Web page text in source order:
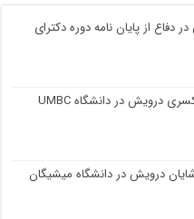
از پایان نامه دوره دکترای
مراسم جشن دکترای کسری درویش در دانشگاه UMBC
درویش در دانشگاه میشیگان